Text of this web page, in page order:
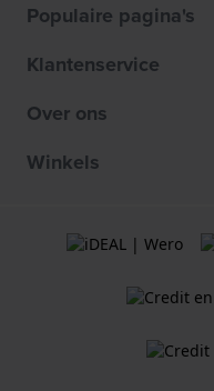
Populaire pagina's
Klantenservice
Over ons
Winkels